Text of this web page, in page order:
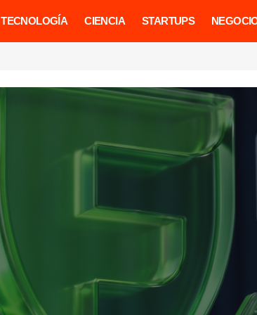
TECNOLOGÍA CIENCIA STARTUPS